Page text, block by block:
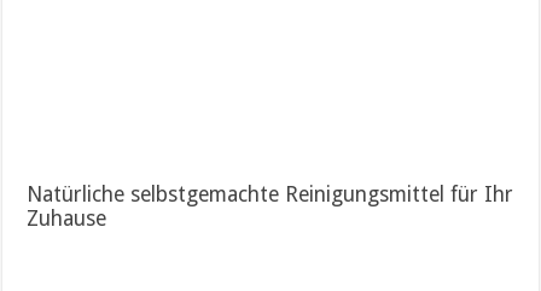
Natürliche selbstgemachte Reinigungsmittel für Ihr
Zuhause